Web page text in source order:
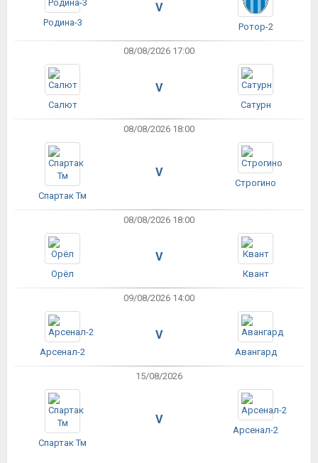
Родина-3
V
Ротор-2
08/08/2026 17:00
Салют
V
Сатурн
08/08/2026 18:00
Спартак Тм
V
Строгино
08/08/2026 18:00
Орёл
V
Квант
09/08/2026 14:00
Арсенал-2
V
Авангард
15/08/2026
Спартак Тм
V
Арсенал-2